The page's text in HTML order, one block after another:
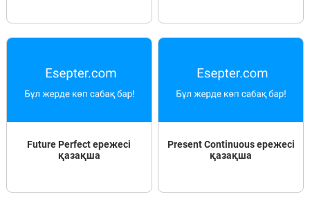
Future Perfect ережесі
қазақша
Present Continuous ережесі
қазақша